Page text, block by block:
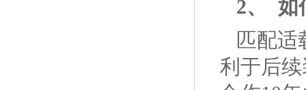
2、
如
匹配
利于后